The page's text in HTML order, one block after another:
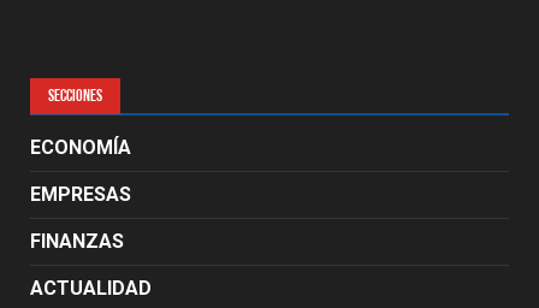
SECCIONES
ECONOMÍA
EMPRESAS
FINANZAS
ACTUALIDAD